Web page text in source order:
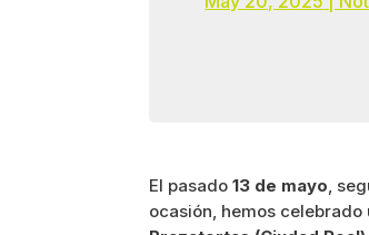
El pasado13 de mayo,
ocasión, hemos